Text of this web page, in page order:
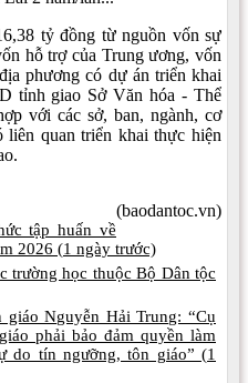
tỷ đồng từ nguồn vốn sự
hỗ trợ của Trung ương, vốn
phương có dự án triển khai
tỉnh giao Sở Văn hóa - Thể
với các sở, ban, ngành, cơ
quan triển khai thực hiện
(baodantoc.vn)
tập huấn về
2026 (1 ngày trước)
trường học thuộc Bộ Dân tộc
Nguyễn Hải Trung: “Cụ
phải bảo đảm quyền làm
do tín ngưỡng, tôn giáo” (1